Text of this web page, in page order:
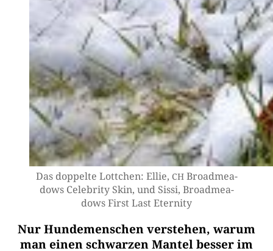
Das dop­pel­te Lott­chen: Ellie, CHBroad­me­a­
dows Cele­bri­ty Skin, und Sis­si, Broad­me­a­
dows First Last Eternity
Nur Hundemenschen verstehen, warum
man einen schwarzen Mantel besser im